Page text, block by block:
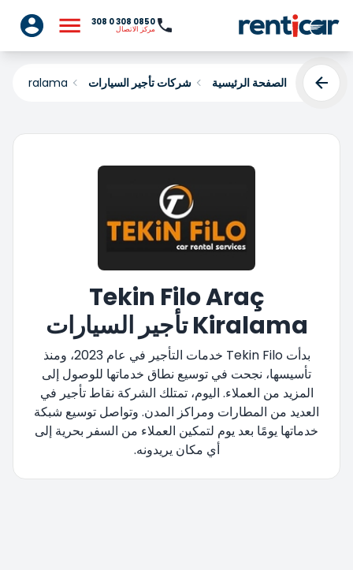
0850 308 0 308
مركز الاتصال
الصفحة الرئيسية شركات تأجير السيارات Kiralama
Tekin Filo Araç
Kiralama تأجير السيارات
بدأت Tekin Filo خدمات التأجير في عام 2023، ومنذ
تأسيسها، نجحت في توسيع نطاق خدماتها للوصول إلى
المزيد من العملاء. اليوم، تمتلك الشركة نقاط تأجير في
العديد من المطارات ومراكز المدن. وتواصل توسيع شبكة
خدماتها يومًا بعد يوم لتمكين العملاء من السفر بحرية إلى
أي مكان يريدونه.